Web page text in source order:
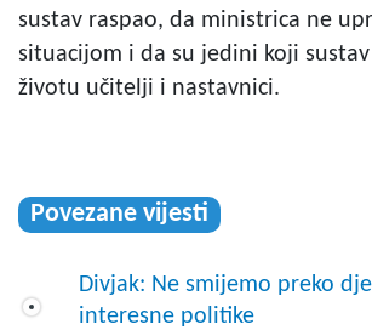
sustav raspao, da ministrica ne
situacijom i da su jedini koji
životu učitelji i nastavnici.
Povezane vijesti
Divjak: Ne smijemo preko
interesne politike